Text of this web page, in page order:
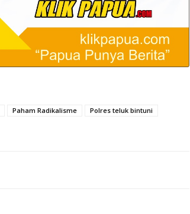
Paham Radikalisme
Polres teluk bintuni